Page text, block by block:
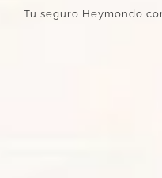
Tu seguro Heymondo